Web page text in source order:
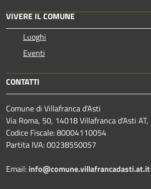
VIVERE IL COMUNE
Luoghi
Eventi
CONTATTI
Comune di Villafranca d'Asti
Via Roma, 50, 14018 Villafranca d'Asti
Codice Fiscale: 80004110054
Partita IVA: 00238550057
Email: info@comune.villafrancadasti.at.it